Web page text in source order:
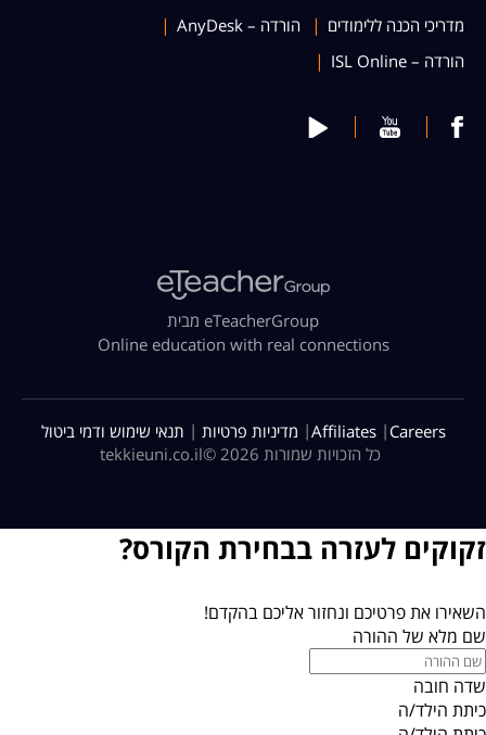
מדריכי הכנה ללימודים
הורדה – AnyDesk
הורדה – ISL Online
מבית eTeacherGroup
Online education with real connections
כל הזכויות שמורות 2026 © tekkieuni.co.il
תנאי שימוש ודמי ביטול | מדיניות פרטיות |Affiliates | Careers
זקוקים לעזרה בבחירת הקורס?
השאירו את פרטיכם ונחזור אליכם בהקדם!
שם מלא של ההורה
שדה חובה
כיתת הילד/ה